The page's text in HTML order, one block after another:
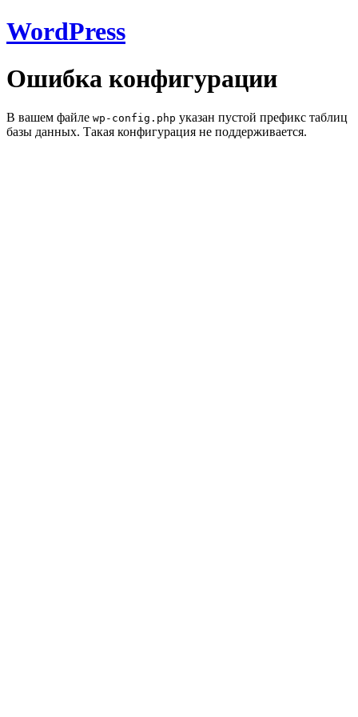
WordPress
Ошибка конфигурации
В вашем файле wp-config.php указан пустой префикс таблиц
базы данных. Такая конфигурация не поддерживается.